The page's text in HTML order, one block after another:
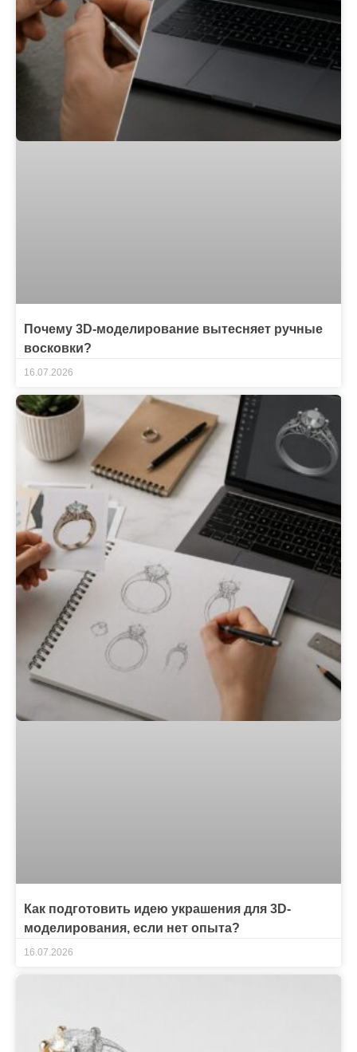
Почему 3D-моделирование вытесняет ручные
восковки?
16.07.2026
Как подготовить идею украшения для 3D-
моделирования, если нет опыта?
16.07.2026